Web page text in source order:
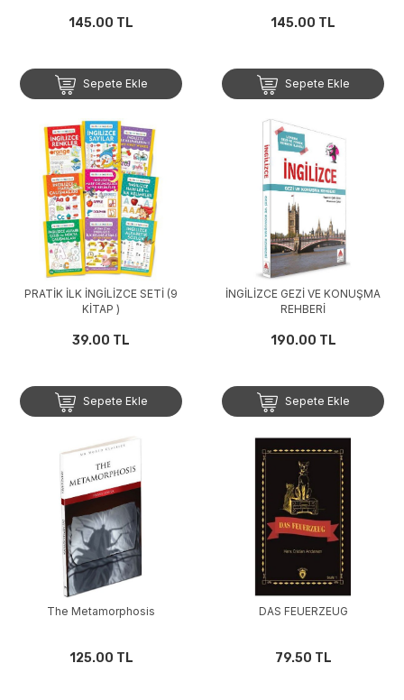
145.00 TL
Sepete Ekle
145.00 TL
Sepete Ekle
PRATİK İLK İNGİLİZCE SETİ (9
KİTAP )
39.00 TL
Sepete Ekle
İNGİLİZCE GEZİ VE KONUŞMA
REHBERİ
190.00 TL
Sepete Ekle
The Metamorphosis
125.00 TL
DAS FEUERZEUG
79.50 TL